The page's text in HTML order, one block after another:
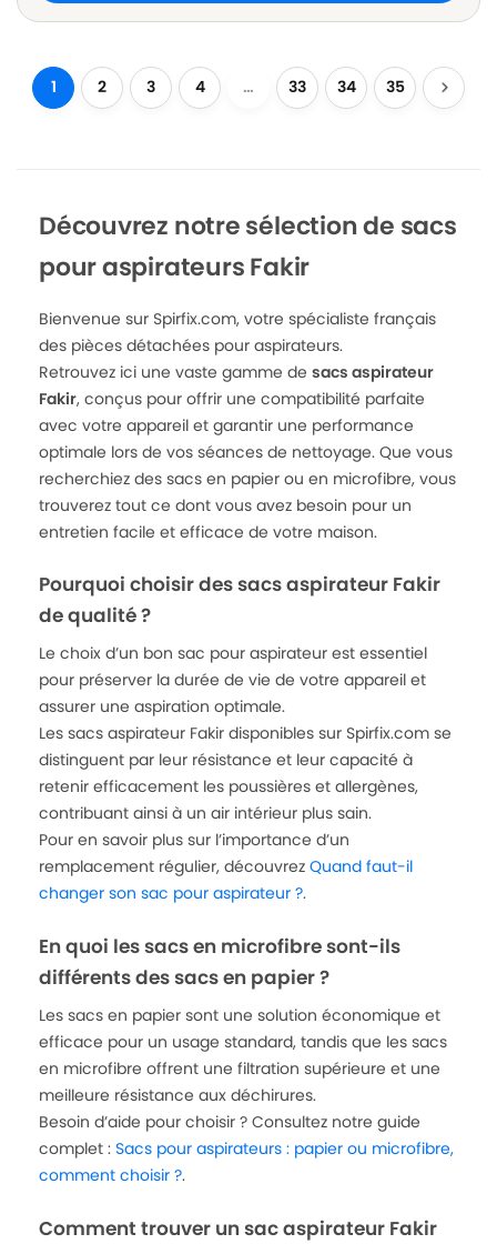
1 2 3 4 … 33 34 35
Découvrez notre sélection de sacs
pour aspirateurs Fakir
Bienvenue sur Spirfix.com, votre spécialiste français
des pièces détachées pour aspirateurs.
Retrouvez ici une vaste gamme de sacs aspirateur
Fakir, conçus pour offrir une compatibilité parfaite
avec votre appareil et garantir une performance
optimale lors de vos séances de nettoyage. Que vous
recherchiez des sacs en papier ou en microfibre, vous
trouverez tout ce dont vous avez besoin pour un
entretien facile et efficace de votre maison.
Pourquoi choisir des sacs aspirateur Fakir
de qualité ?
Le choix d’un bon sac pour aspirateur est essentiel
pour préserver la durée de vie de votre appareil et
assurer une aspiration optimale.
Les sacs aspirateur Fakir disponibles sur Spirfix.com se
distinguent par leur résistance et leur capacité à
retenir efficacement les poussières et allergènes,
contribuant ainsi à un air intérieur plus sain.
Pour en savoir plus sur l’importance d’un
remplacement régulier, découvrez Quand faut-il
changer son sac pour aspirateur ?.
En quoi les sacs en microfibre sont-ils
différents des sacs en papier ?
Les sacs en papier sont une solution économique et
efficace pour un usage standard, tandis que les sacs
en microfibre offrent une filtration supérieure et une
meilleure résistance aux déchirures.
Besoin d’aide pour choisir ? Consultez notre guide
complet : Sacs pour aspirateurs : papier ou microfibre,
comment choisir ?.
Comment trouver un sac aspirateur Fakir